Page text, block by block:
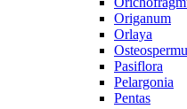
Origanum
Orlaya
Pasiflora
Pelargonia
Pentas